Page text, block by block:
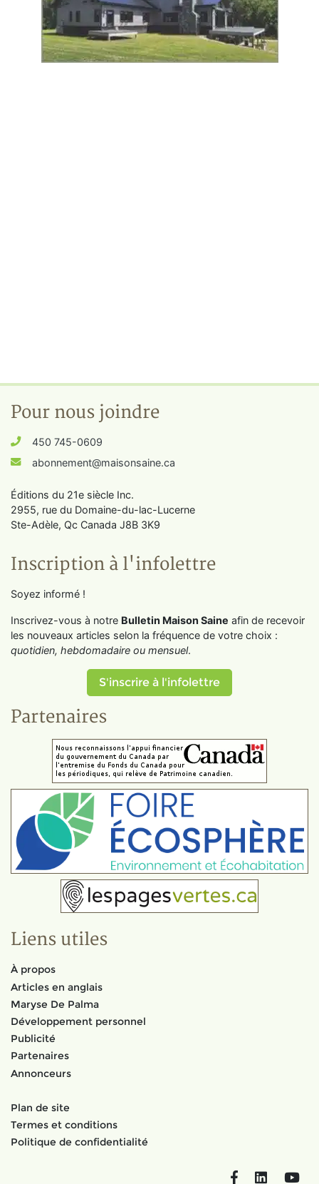
Pour nous joindre
450 745-0609
abonnement@maisonsaine.ca
Éditions du 21e siècle Inc.
2955, rue du Domaine-du-lac-Lucerne
Ste-Adèle, Qc Canada J8B 3K9
Inscription à l'infolettre
Soyez informé !
Inscrivez-vous à notre Bulletin Maison Saine afin de recevoir
les nouveaux articles selon la fréquence de votre choix :
quotidien, hebdomadaire ou mensuel.
S'inscrire à l'infolettre
Partenaires
Liens utiles
À propos
Articles en anglais
Maryse De Palma
Développement personnel
Publicité
Partenaires
Annonceurs
Plan de site
Termes et conditions
Politique de confidentialité
FacebookLinkedIn